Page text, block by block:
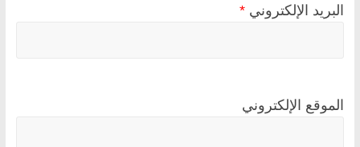
البريد الإلكتروني *
الموقع الإلكتروني